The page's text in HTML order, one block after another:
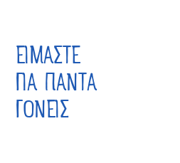
ΕΙΜΑΣΤΕ
ΓΙΑ ΠΑΝΤΑ
ΓΟΝΕΙΣ